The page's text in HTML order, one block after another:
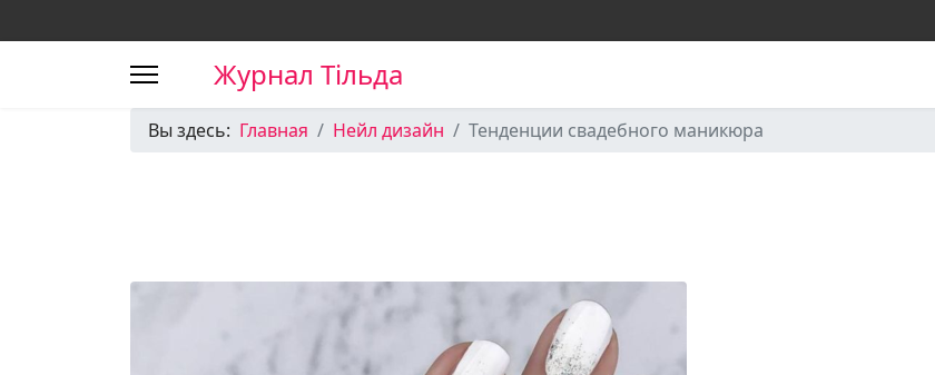
Журнал Тільда
Вы здесь: Главная Нейл дизайн Тенденции свадебного маникюра